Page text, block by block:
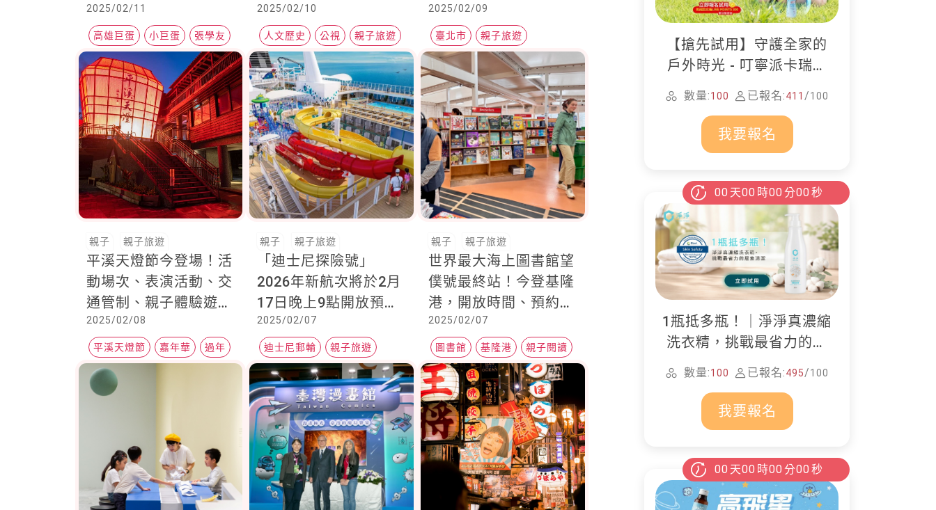
次看
2025/02/11
高雄巨蛋 小巨蛋 張學友
遊台灣城鄉風景
2025/02/10
人文歷史 公視 親子旅遊
一同認識學習印記
2025/02/09
臺北市 親子旅遊
親子展覽
親子 親子旅遊
平溪天燈節今登場！活
動場次、表演活動、交
通管制、親子體驗遊，
一次看
2025/02/08
平溪天燈節 嘉年華 過年
親子 親子旅遊
「迪士尼探險號」
2026年新航次將於2月
17日晚上9點開放預
訂，前2000名訂購者
可額外獲贈120美元旅
遊金
2025/02/07
迪士尼郵輪 親子旅遊
親子活動
親子 親子旅遊
世界最大海上圖書館望
僕號最終站！今登基隆
港，開放時間、預約方
式一次看
2025/02/07
圖書館 基隆港 親子閱讀
【搶先試用】守護全家的
戶外時光 - 叮寧派卡瑞丁
防蚊液
數量:100 已報名:411 /100
我要報名
00 天00 時00 分00 秒
1瓶抵多瓶！｜淨淨真濃縮
洗衣精，挑戰最省力的居
家清潔
數量:100 已報名:495/100
我要報名
00 天00 時00 分00 秒